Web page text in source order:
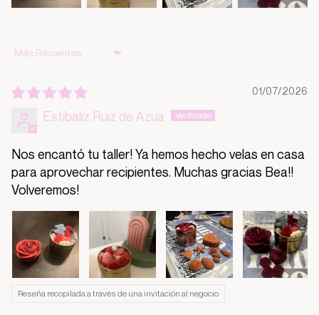
Sort by
01/07/2026
Estíbaliz Ruiz de Azua
Nos encantó tu taller! Ya hemos hecho velas en casa
para aprovechar recipientes. Muchas gracias Bea!!
Volveremos!
Reseña recopilada a través de una invitación al negocio